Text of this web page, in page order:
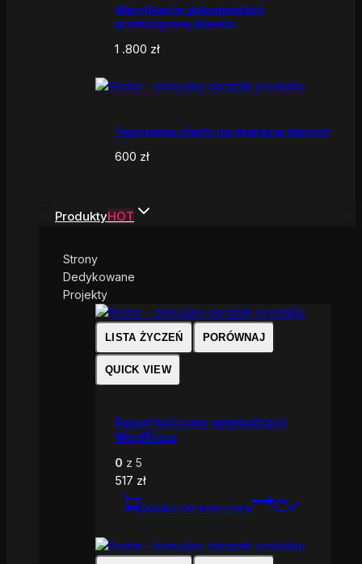
Weryfikacja dokumentacji
przetargowej klienta
1 .800 zł
Tworzenie oferty na migrację danych
600 zł
ProduktyHOT
Strony
Dedykowane
Projekty
LISTA ŻYCZEŃ PORÓWNAJ
QUICK VIEW
Raport końcowy optymalizacji
WordPress
0 z 5
517 zł
DODAJ DO KOSZYKA